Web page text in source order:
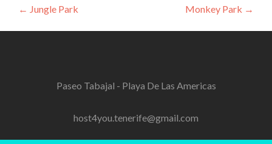
Navigazione
articoli
← Jungle Park Monkey Park →
Paseo Tabajal - Playa De Las Americas
host4you.tenerife@gmail.com